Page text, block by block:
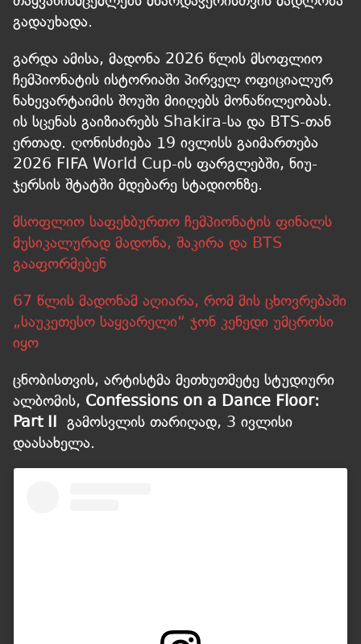
გადაუხადა.
გარდა ამისა, მადონა 2026 წლის მსოფლიო
ჩემპიონატის ისტორიაში პირველ ოფიციალურ
ნახევარტაიმის შოუში მიიღებს მონაწილეობას.
ის სცენას გაიზიარებს Shakira-სა და BTS-თან
ერთად. ღონისძიება 19 ივლისს გაიმართება
2026 FIFA World Cup-ის ფარგლებში, ნიუ-
ჯერსის შტატში მდებარე სტადიონზე.
მსოფლიო საფეხბურთო ჩემპიონატის ფინალს
მუსიკალურად მადონა, შაკირა და BTS
გააფორმებენ
67 წლის მადონამ აღიარა, რომ მის ცხოვრებაში
„საუკეთესო საყვარელი“ ჯონ კენედი უმცროსი
იყო
ცნობისთვის, არტისტმა მეთხუთმეტე სტუდიური
ალბომის, Confessions on a Dance Floor:
Part II გამოსვლის თარიღად, 3 ივლისი
დაასახელა.